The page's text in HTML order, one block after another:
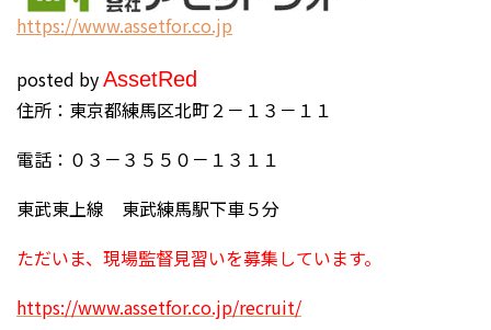
https://www.assetfor.co.jp
posted byAssetRed
住所：東京都練馬区北町２－１３－１１
電話：０３－３５５０－１３１１
東武東上線 東武練馬駅下車５分
ただいま、現場監督見習いを募集しています。
https://www.assetfor.co.jp/recruit/